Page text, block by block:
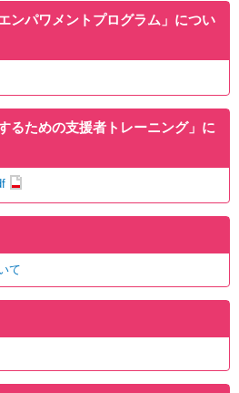
ンパワメントプログラム」につい
るための支援者トレーニング」に
て